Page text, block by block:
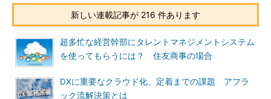
新しい連載記事が 216 件あります
超多忙な経営幹部にタレントマネジメントシステム
を使ってもらうには？ 住友商事の場合
DXに重要なクラウド化、定着までの課題 アフラ
ック流解決策とは